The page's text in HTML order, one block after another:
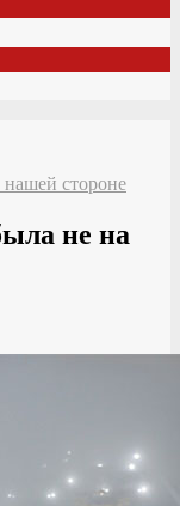
стороне
не на